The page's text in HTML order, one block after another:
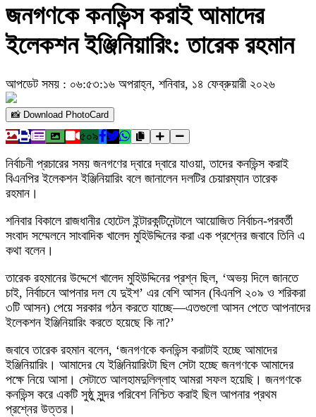
জনগণকে কনভিন্স করাই আমাদের
ইলেকশন ইঞ্জিনিয়ারিং: তারেক রহমান
আপডেট সময় : ০৬:৫৩:১৬ অপরাহ্ন, শনিবার, ১৪ ফেব্রুয়ারী ২০২৬
📸 Download PhotoCard
৫০৯
নির্বাচনী প্রচারের সময় জনগণের দ্বারে দ্বারে যাওয়া, তাদের কনভিন্স করাই
বিএনপির ইলেকশন ইঞ্জিনিয়ারিং বলে জানালেন দলটির চেয়ারম্যান তারেক
রহমান।
শনিবার বিকালে রাজধানীর হোটেল ইন্টারকন্টিনেন্টালে আয়োজিত নির্বাচন-পরবর্তী
সংবাদ সম্মেলনে সাংবাদিক খালেদ মুহিউদ্দিনের করা এক প্রশ্নের জবাবে তিনি এ
কথা বলেন।
তারেক রহমানের উদ্দেশে খালেদ মুহিউদ্দিনের প্রশ্ন ছিল, ‘অভয় দিলে জানতে
চাই, নির্বাচনে আপনার দল যে দুইশ’ এর বেশি আসন (বিএনপি ২০৯ ও শরিকরা
৩টি আসন) পেয়ে সরকার গঠন করতে যাচ্ছে—এতগুলো আসন পেতে আপনাদের
ইলেকশন ইঞ্জিনিয়ারিং করতে হয়েছে কি না?’
জবাবে তারেক রহমান বলেন, ‘জনগণকে কনভিন্স করাটাই হচ্ছে আমাদের
ইঞ্জিনিয়ারিং। আমাদের যে ইঞ্জিনিয়ারিংটা ছিল সেটা হচ্ছে জনগণকে আমাদের
পক্ষে নিয়ে আসা। সেটাতে আলহামদুলিল্লাহ আমরা সফল হয়েছি। জনগণকে
কনভিন্স করে একটি সুষ্ঠু সুন্দর পরিবেশ নিশ্চিত করাই ছিল আপনার প্রথম
প্রশ্নের উত্তর।